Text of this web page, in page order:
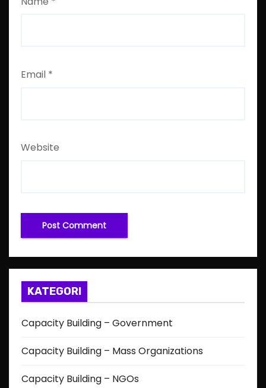
Email *
Website
KATEGORI
Capacity Building – Government
Capacity Building – Mass Organizations
Capacity Building – NGOs